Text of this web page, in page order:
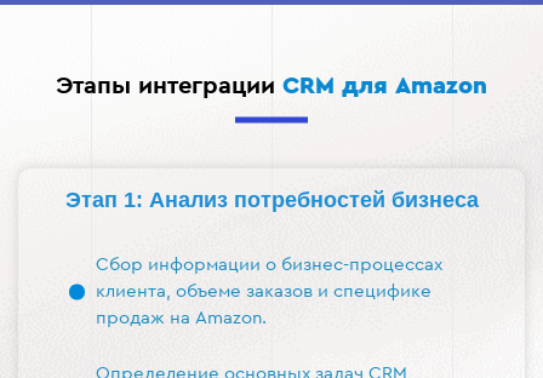
Этапы интеграции CRM для Amazon
Этап 1: Анализ потребностей бизнеса
Сбор информации о бизнес-процессах
клиента, объеме заказов и специфике
продаж на Amazon.
Определение основных задач CRM,